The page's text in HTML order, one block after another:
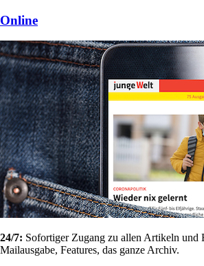
Online
24/7: Sofortiger Zugang zu allen Artikeln und
Mailausgabe, Features, das ganze Archiv.